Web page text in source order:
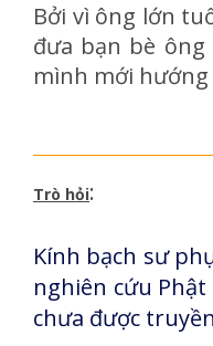
Bởi vì ông lớn
đưa bạn bè
mình mới hướng
Trò hỏi:
Kính bạch sư
nghiên cứu
chưa được